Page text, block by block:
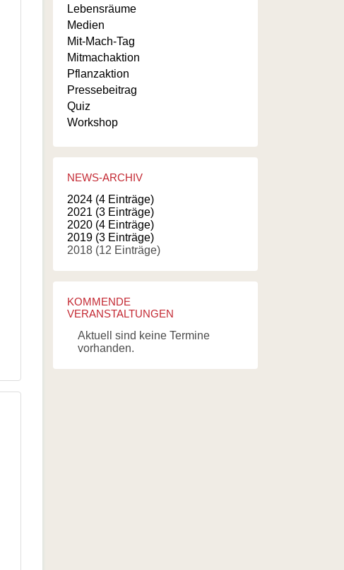
Lebensräume
Medien
Mit-Mach-Tag
Mitmachaktion
Pflanzaktion
Pressebeitrag
Quiz
Workshop
NEWS-ARCHIV
2024 (4 Einträge)
2021 (3 Einträge)
2020 (4 Einträge)
2019 (3 Einträge)
2018 (12 Einträge)
KOMMENDE
VERANSTALTUNGEN
Aktuell sind keine Termine
vorhanden.